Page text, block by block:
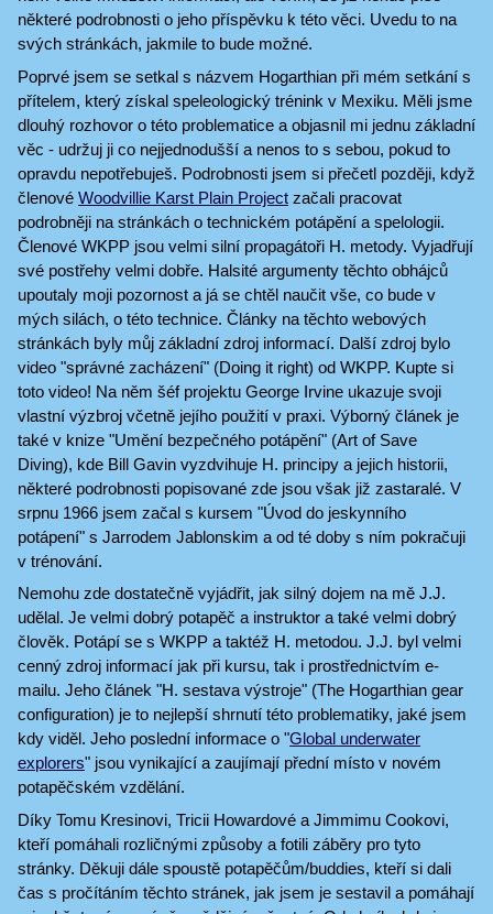
některé podrobnosti o jeho příspěvku k této věci. Uvedu to na
svých stránkách, jakmile to bude možné.
Poprvé jsem se setkal s názvem Hogarthian při mém setkání s
přítelem, který získal speleologický trénink v Mexiku. Měli jsme
dlouhý rozhovor o této problematice a objasnil mi jednu základní
věc - udržuj ji co nejjednodušší a nenos to s sebou, pokud to
opravdu nepotřebuješ. Podrobnosti jsem si přečetl později, když
členové Woodvillie Karst Plain Project začali pracovat
podrobněji na stránkách o technickém potápění a spelologii.
Členové WKPP jsou velmi silní propagátoři H. metody. Vyjadřují
své postřehy velmi dobře. Halsité argumenty těchto obhájců
upoutaly moji pozornost a já se chtěl naučit vše, co bude v
mých silách, o této technice. Články na těchto webových
stránkách byly můj základní zdroj informací. Další zdroj bylo
video "správné zacházení" (Doing it right) od WKPP. Kupte si
toto video! Na něm šéf projektu George Irvine ukazuje svoji
vlastní výzbroj včetně jejího použití v praxi. Výborný článek je
také v knize "Umění bezpečného potápění" (Art of Save
Diving), kde Bill Gavin vyzdvihuje H. principy a jejich historii,
některé podrobnosti popisované zde jsou však již zastaralé. V
srpnu 1966 jsem začal s kursem "Úvod do jeskynního
potápení" s Jarrodem Jablonskim a od té doby s ním pokračuji
v trénování.
Nemohu zde dostatečně vyjádřit, jak silný dojem na mě J.J.
udělal. Je velmi dobrý potapěč a instruktor a také velmi dobrý
člověk. Potápí se s WKPP a taktéž H. metodou. J.J. byl velmi
cenný zdroj informací jak při kursu, tak i prostřednictvím e-
mailu. Jeho článek "H. sestava výstroje" (The Hogarthian gear
configuration) je to nejlepší shrnutí této problematiky, jaké jsem
kdy viděl. Jeho poslední informace o "Global underwater
explorers" jsou vynikající a zaujímají přední místo v novém
potapěčském vzdělání.
Díky Tomu Kresinovi, Tricii Howardové a Jimmimu Cookovi,
kteří pomáhali rozličnými způsoby a fotili záběry pro tyto
stránky. Děkuji dále spoustě potapěčům/buddies, kteří si dali
čas s pročítáním těchto stránek, jak jsem je sestavil a pomáhají